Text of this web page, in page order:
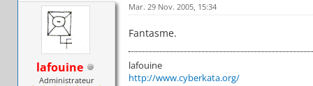
lafouine
Administrateur
Mar. 29 Nov. 2005, 15:34
Fantasme.
lafouine
http://www.cyberkata.org/